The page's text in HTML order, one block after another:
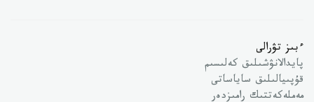
ءبىز تۋرالى
پايدالانۋشىلىق كەلىسىم
قۇپىيالىلىق ساياساتى
مەملەكەتتىك رامىزدەر